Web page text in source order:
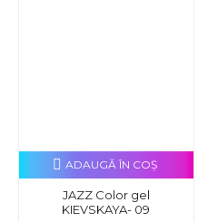
JAZZ Color gel
KIEVSKAYA- 09
ADAUGĂ ÎN COŞ